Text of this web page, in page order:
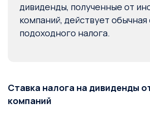
дивиденды, полученные от
компаний, действует обычная
подоходного налога.
Ставка налога на дивиденды
компаний